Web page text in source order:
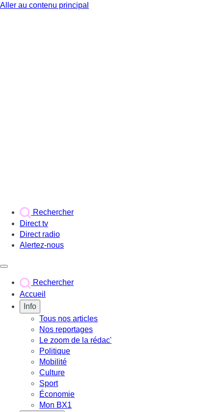
Aller au contenu principal
Rechercher
Direct tv
Direct radio
Alertez-nous
Rechercher
Accueil
Info
Tous nos articles
Nos reportages
Le zoom de la rédac'
Politique
Mobilité
Culture
Sport
Économie
Mon BX1